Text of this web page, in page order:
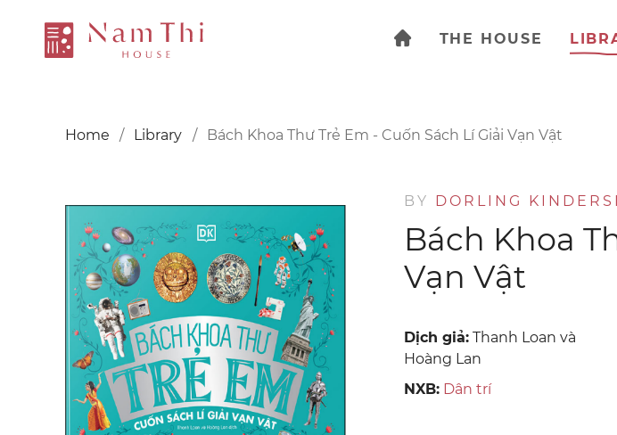
THE HOUSE
Home Library Bách Khoa Thư Trẻ Em - Cuốn Sách Lí Giải Vạn Vật
BY DORLING
Bách Khoa
Vạn Vật
Dịch giả: Thanh Loan và
Hoàng Lan
NXB: Dân trí